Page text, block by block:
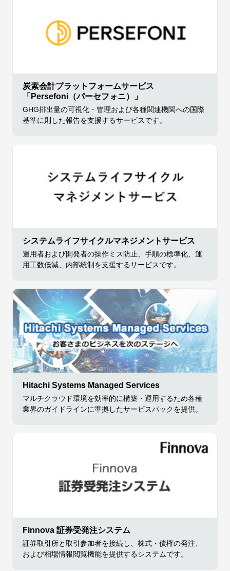
炭素会計プラットフォームサービス
「Persefoni（パーセフォニ）」
GHG排出量の可視化・管理および各種関連機関への国際
基準に則した報告を支援するサービスです。
システムライフサイクルマネジメントサービス
運用者および開発者の操作ミス防止、手順の標準化、運
用工数低減、内部統制を支援するサービスです。
Hitachi Systems Managed Services
マルチクラウド環境を効率的に構築・運用するため各種
業界のガイドラインに準拠したサービスパックを提供。
Finnova 証券受発注システム
証券取引所と取引参加者を接続し、株式・債権の発注、
および相場情報閲覧機能を提供するシステムです。